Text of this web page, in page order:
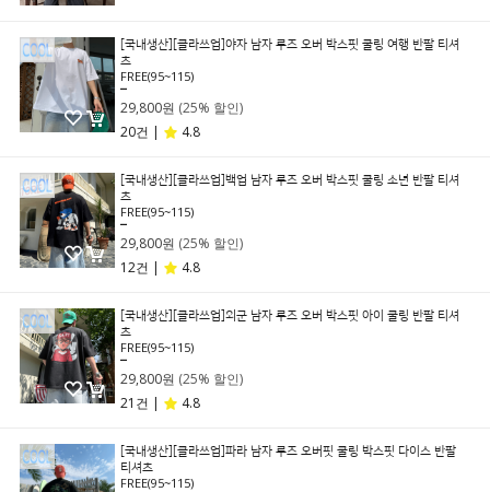
[국내생산][클라쓰업]야자 남자 루즈 오버 박스핏 쿨링 여행 반팔 티셔
츠
FREE(95~115)
29,800원 (25% 할인)
20건 |
4.8
[국내생산][클라쓰업]백업 남자 루즈 오버 박스핏 쿨링 소년 반팔 티셔
츠
FREE(95~115)
29,800원 (25% 할인)
12건 |
4.8
[국내생산][클라쓰업]외군 남자 루즈 오버 박스핏 아이 쿨링 반팔 티셔
츠
FREE(95~115)
29,800원 (25% 할인)
21건 |
4.8
[국내생산][클라쓰업]파라 남자 루즈 오버핏 쿨링 박스핏 다이스 반팔
티셔츠
FREE(95~115)